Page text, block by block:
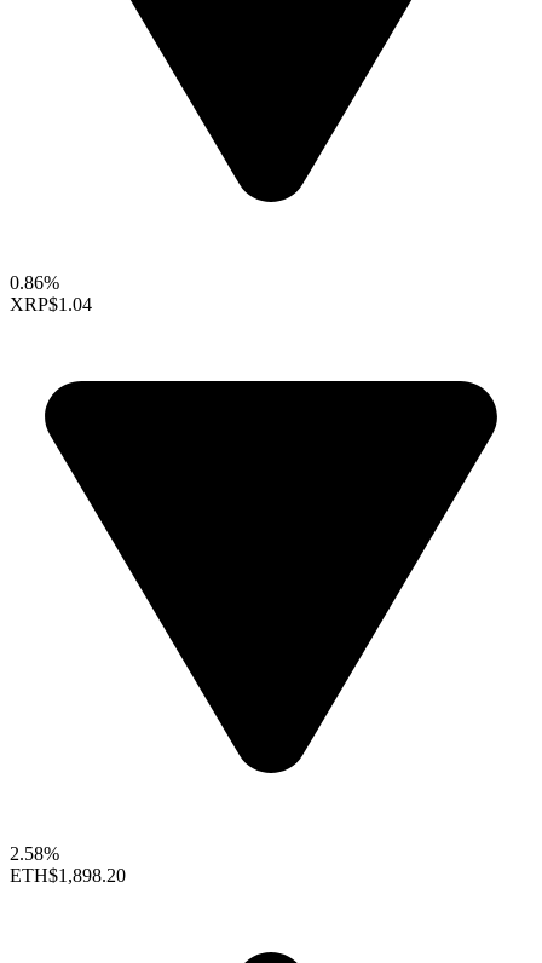
0.86%
XRP$1.04
2.58%
ETH$1,898.20